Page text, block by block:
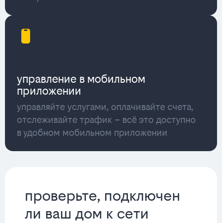
управление в мобильном
приложении
управляйте услугами, оплачивайте счета,
отслеживайте трафик – всё это доступно
в удобном мобильном приложении
проверьте, подключен
ли ваш дом к сети